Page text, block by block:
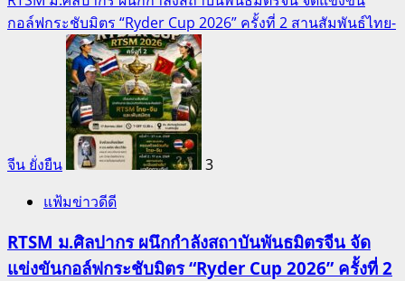
กอล์ฟกระชับมิตร “Ryder Cup 2026” ครั้งที่ 2 สานสัมพันธ์ไทย-
จีน ยั่งยืน
3
แฟ้มข่าวดีดี
RTSM ม.ศิลปากร ผนึกกำลังสถาบันพันธมิตรจีน จัด
แข่งขันกอล์ฟกระชับมิตร “Ryder Cup 2026” ครั้งที่ 2